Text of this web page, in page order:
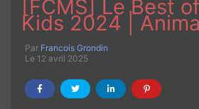
[FCMS] Le Best
Kids 2024 |
Par Francois Grondin
Le 12 avril 2025